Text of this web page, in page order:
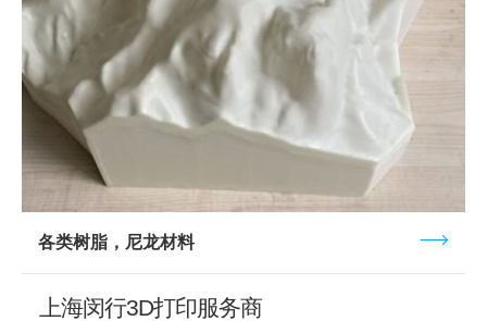
上海闵行3D打印服务商
各类树脂，尼龙材料